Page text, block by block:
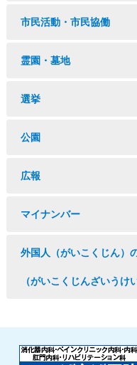
市民活動・市民協働
霊園・墓地
選挙
公園
広報
マイナンバー
外国人（がいこくじん）
（がいこくじんざいう